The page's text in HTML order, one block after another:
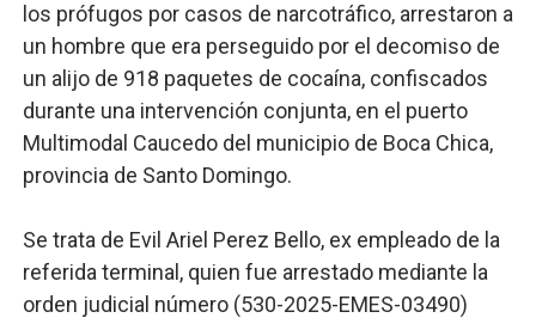
los prófugos por casos de narcotráfico, arrestaron a
un hombre que era perseguido por el decomiso de
un alijo de 918 paquetes de cocaína, confiscados
durante una intervención conjunta, en el puerto
Multimodal Caucedo del municipio de Boca Chica,
provincia de Santo Domingo.
Se trata de Evil Ariel Perez Bello, ex empleado de la
referida terminal, quien fue arrestado mediante la
orden judicial número (530-2025-EMES-03490)